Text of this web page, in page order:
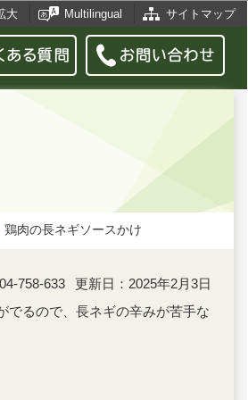
大 Multilingual サイトマップ
鶏肉の長ネギソースかけ
758-633
更新日：2025年2月3日
でるので、長ネギの辛みが苦手な